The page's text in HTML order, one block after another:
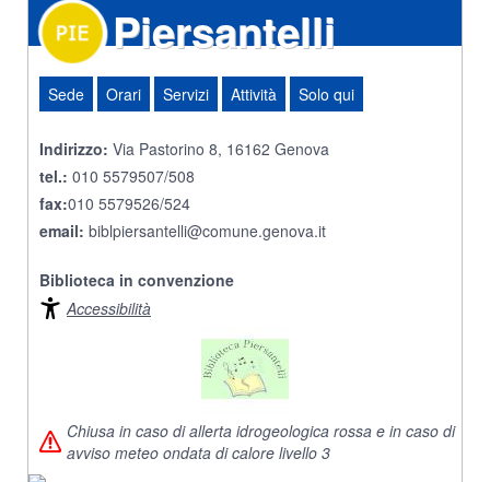
Piersantelli
Sede Orari Servizi Attività Solo qui
Indirizzo: Via Pastorino 8, 16162 Genova
tel.: 010 5579507/508
fax:010 5579526/524
email: biblpiersantelli@comune.genova.it
Biblioteca in convenzione
Accessibilità
Chiusa in caso di allerta idrogeologica rossa e in caso di
avviso meteo ondata di calore livello 3